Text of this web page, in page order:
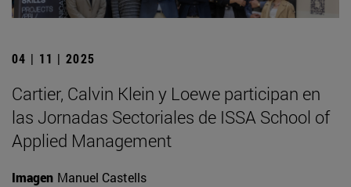
04 | 11 | 2025
Cartier, Calvin Klein y Loewe participan en
las Jornadas Sectoriales de ISSA School of
Applied Management
Imagen Manuel Castells